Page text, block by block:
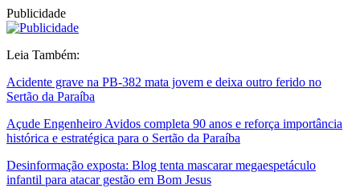
Publicidade
Leia Também:
Acidente grave na PB-382 mata jovem e deixa outro ferido no
Sertão da Paraíba
Açude Engenheiro Avidos completa 90 anos e reforça importância
histórica e estratégica para o Sertão da Paraíba
Desinformação exposta: Blog tenta mascarar megaespetáculo
infantil para atacar gestão em Bom Jesus